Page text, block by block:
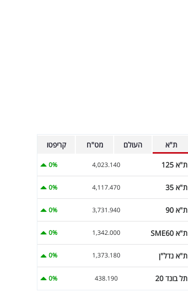
ת"א העולם מט"ח קריפטו
ת"א 125 4,023.140
0%
ת"א 35 4,117.470
0%
ת"א 90 3,731.940
0%
ת"א SME60 1,342.000
0%
ת"א נדל"ן 1,373.180
0%
תל בונד 20 438.190
0%